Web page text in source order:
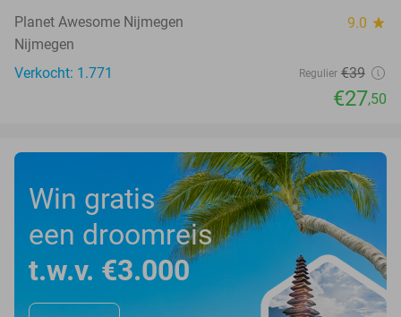
Planet Awesome Nijmegen 9.0 star
Nijmegen
Verkocht: 1.771
Regulier €39
€27,50
Win gratis
een droomreis
t.w.v. €3.000